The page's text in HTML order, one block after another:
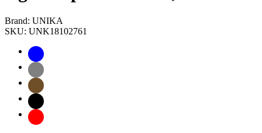
Brand: UNIKA
SKU: UNK18102761